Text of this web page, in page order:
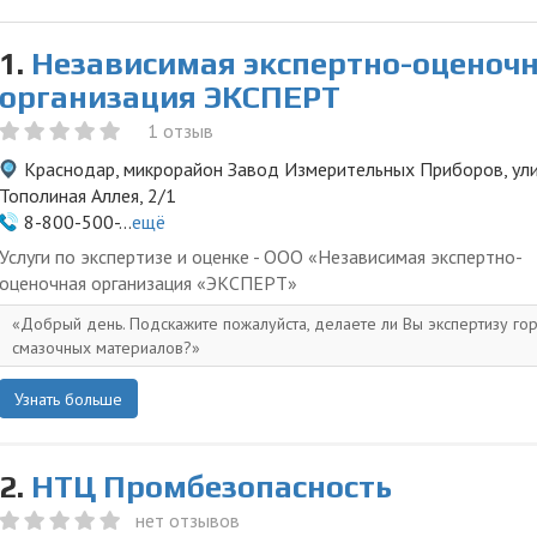
1. Независимая экспертно-
организация ЭКСПЕРТ
1 отзыв
Краснодар, микрорайон Завод Измерительных Приборов,
Тополиная Аллея, 2/1
8-800-500-...ещё
Услуги по экспертизе и оценке - ООО «Независимая экспертно-
оценочная организация «ЭКСПЕРТ»
Добрый день. Подскажите пожалуйста, делаете ли Вы экспертизу
смазочных материалов?
Узнать больше
2. НТЦ Промбезопасность
нет отзывов